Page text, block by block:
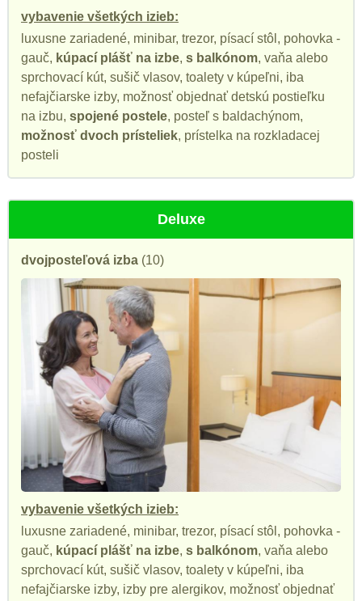
vybavenie všetkých izieb:
luxusne zariadené, minibar, trezor, písací stôl, pohovka -
gauč, kúpací plášť na izbe, s balkónom, vaňa alebo
sprchovací kút, sušič vlasov, toalety v kúpeľni, iba
nefajčiarske izby, možnosť objednať detskú postieľku
na izbu, spojené postele, posteľ s baldachýnom,
možnosť dvoch prísteliek, prístelka na rozkladacej
posteli
Deluxe
dvojposteľová izba (10)
vybavenie všetkých izieb:
luxusne zariadené, minibar, trezor, písací stôl, pohovka -
gauč, kúpací plášť na izbe, s balkónom, vaňa alebo
sprchovací kút, sušič vlasov, toalety v kúpeľni, iba
nefajčiarske izby, izby pre alergikov, možnosť objednať